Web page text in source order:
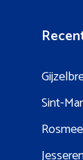
Sint-